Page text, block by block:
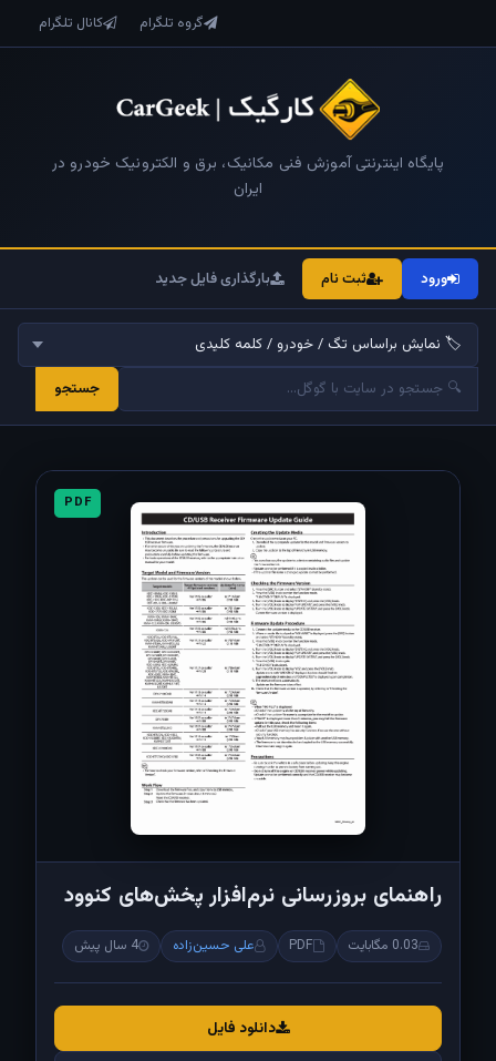
گروه تلگرام کانال تلگرام
پایگاه اینترنتی آموزش فنی مکانیک، برق و الکترونیک خودرو در
ایران
ورود ثبت نام بارگذاری فایل جدید
جستجو
PDF
راهنمای بروزرسانی نرم‌افزار پخش‌های کنوود
0.03 مگابایت PDF علی حسین‌زاده 4 سال پیش
دانلود فایل